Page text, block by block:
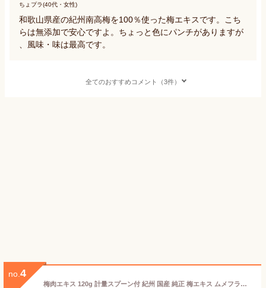
ちょプラ(40代・女性)
和歌山県産の紀州南高梅を100％使った梅エキスです。こち
らは無添加で安心ですよ。ちょっと色にパンチがありますが
、風味・味は最高です。
全てのおすすめコメント（3件）
no. 4
梅肉エキス 120g 計量スプーン付 紀州 国産 純正 梅エキス ムメフラール 青梅エキス 無糖